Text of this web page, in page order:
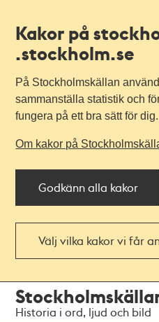
Kakor på
.stockholm.se
På Stockholmskällan
sammanställa statistik och
fungera på ett bra sätt för dig.
Om kakor på
Godkänn alla kakor
Välj vilka kakor vi får
navigationen
huvudinnehållet
Historia i ord, ljud och bild